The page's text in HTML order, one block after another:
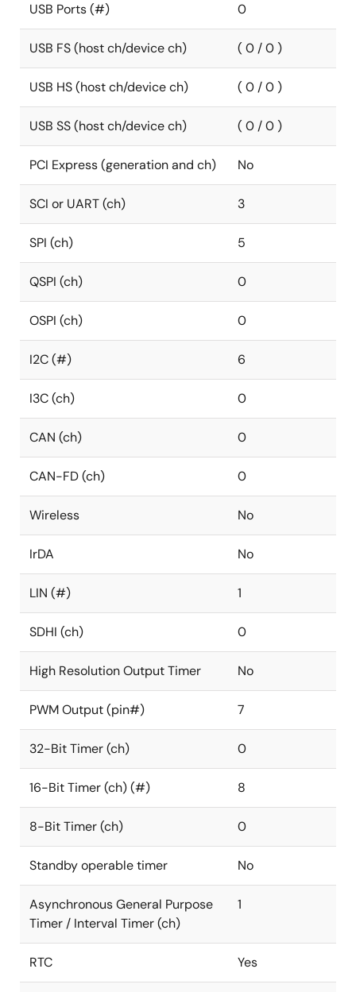
USB Ports (#) 0
USB FS (host ch/device ch) ( 0 / 0 )
USB HS (host ch/device ch) ( 0 / 0 )
USB SS (host ch/device ch) ( 0 / 0 )
PCI Express (generation and ch) No
SCI or UART (ch) 3
SPI (ch) 5
QSPI (ch) 0
OSPI (ch) 0
I2C (#) 6
I3C (ch) 0
CAN (ch) 0
CAN-FD (ch) 0
Wireless No
IrDA No
LIN (#) 1
SDHI (ch) 0
High Resolution Output Timer No
PWM Output (pin#) 7
32-Bit Timer (ch) 0
16-Bit Timer (ch) (#) 8
8-Bit Timer (ch) 0
Standby operable timer No
Asynchronous General Purpose
Timer / Interval Timer (ch)
1
RTC Yes